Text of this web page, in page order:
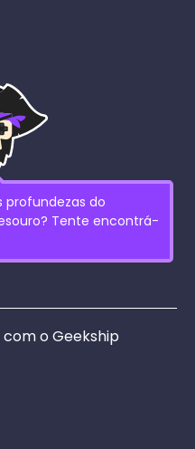
profundezas do
Tente encontrá-
com o Geekship